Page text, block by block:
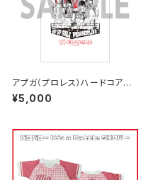
アプガ（プロレス）ハードコアチ
ョコレートコラボTシャツ2025
白
¥5,000